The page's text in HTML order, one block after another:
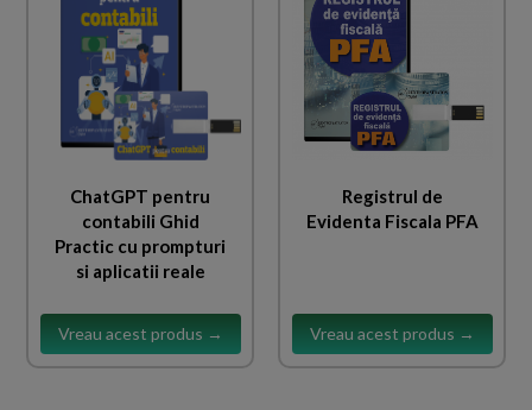
ChatGPT pentru
contabili Ghid
Practic cu prompturi
si aplicatii reale
Vreau acest produs →
Registrul de
Evidenta Fiscala PFA
Vreau acest produs →